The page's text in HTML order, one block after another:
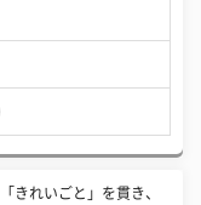
きれいごと」を貫き、